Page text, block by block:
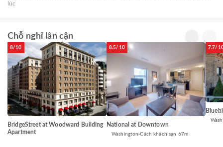
lúc
Chỗ nghỉ lân cận
8/10
BridgeStreet at Woodward Building
Apartment
8.5/10
National at Downtown
Washington Cách khách sạn 67m
7.7/